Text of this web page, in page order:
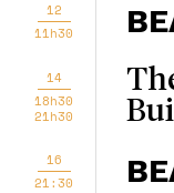
12
11h30
14
18h30
21h30
16
21:30